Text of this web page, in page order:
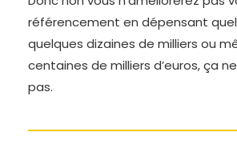
référencement en dépensant
quelques dizaines de milliers ou
centaines de milliers d’euros, ça
pas.